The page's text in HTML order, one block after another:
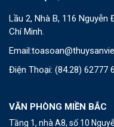
Lầu 2, Nhà B, 116 Nguyễn
Chí Minh.
Email:
Điện Thoại: (84.28) 62777
VĂN PHÒNG MIỀN BẮC
Tầng 1, nhà A8, số 10